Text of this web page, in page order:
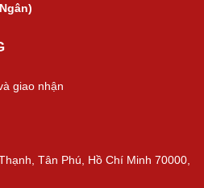
giao nhận
Tân Phú, Hồ Chí Minh 70000,